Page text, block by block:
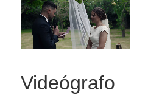
Videógrafo